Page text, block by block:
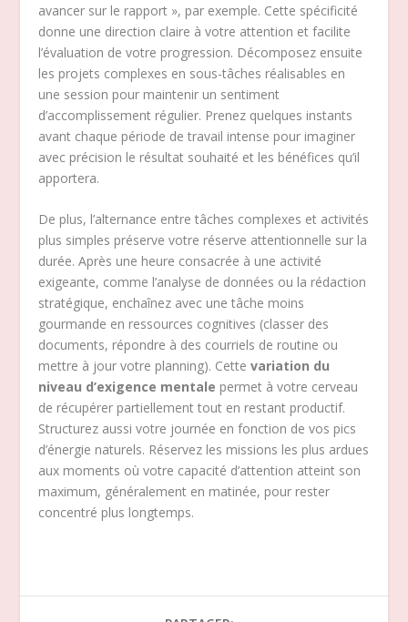
avancer sur le rapport », par exemple. Cette spécificité
donne une direction claire à votre attention et facilite
l’évaluation de votre progression. Décomposez ensuite
les projets complexes en sous-tâches réalisables en
une session pour maintenir un sentiment
d’accomplissement régulier. Prenez quelques instants
avant chaque période de travail intense pour imaginer
avec précision le résultat souhaité et les bénéfices qu’il
apportera.
De plus, l’alternance entre tâches complexes et activités
plus simples préserve votre réserve attentionnelle sur la
durée. Après une heure consacrée à une activité
exigeante, comme l’analyse de données ou la rédaction
stratégique, enchaînez avec une tâche moins
gourmande en ressources cognitives (classer des
documents, répondre à des courriels de routine ou
mettre à jour votre planning). Cettevariation du
niveau d’exigence mentale permet à votre cerveau
de récupérer partiellement tout en restant productif.
Structurez aussi votre journée en fonction de vos pics
d’énergie naturels. Réservez les missions les plus ardues
aux moments où votre capacité d’attention atteint son
maximum, généralement en matinée, pour rester
concentré plus longtemps.